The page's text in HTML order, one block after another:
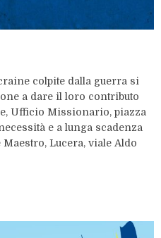
colpite dalla guerra si
a dare il loro contributo
Ufficio Missionario, piazza
e a lunga scadenza
Lucera, viale Aldo